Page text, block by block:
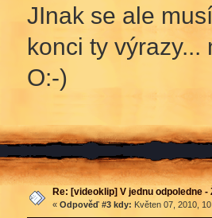
JInak se ale
konci ty
O:-)
Re: [videoklip] V jednu odpoledne
« Odpověď #3 kdy: Květen 07, 2010,